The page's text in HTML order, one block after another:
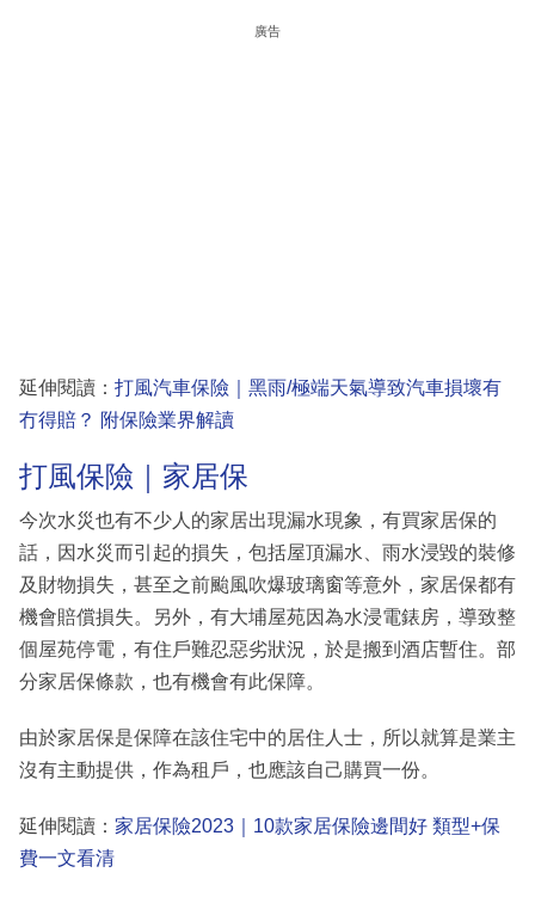
廣告
延伸閱讀： 打風汽車保險｜黑雨/極端天氣導致汽車損壞有
冇得賠？ 附保險業界解讀
打風保險｜家居保
今次水災也有不少人的家居出現漏水現象，有買家居保的
話，因水災而引起的損失，包括屋頂漏水、雨水浸毀的裝修
及財物損失，甚至之前颱風吹爆玻璃窗等意外，家居保都有
機會賠償損失。另外，有大埔屋苑因為水浸電錶房，導致整
個屋苑停電，有住戶難忍惡劣狀況，於是搬到酒店暫住。部
分家居保條款，也有機會有此保障。
由於家居保是保障在該住宅中的居住人士，所以就算是業主
沒有主動提供，作為租戶，也應該自己購買一份。
延伸閱讀： 家居保險2023｜10款家居保險邊間好 類型+保
費一文看清